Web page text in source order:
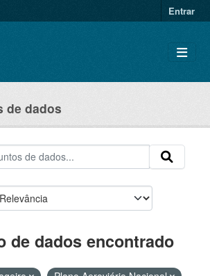
Entrar
de dados
de dados encontrado